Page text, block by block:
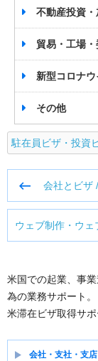
不動産投資
貿易・工場
新型コロナ
その他
駐在員ビザ・投資
ナ
ビ
ゲ
シ
ョ
ン
会社とビザ
ウェブ制作・ウ
米国での起業、事
為の業務サポート。
米滞在ビザ取得サ
会社・支社・支